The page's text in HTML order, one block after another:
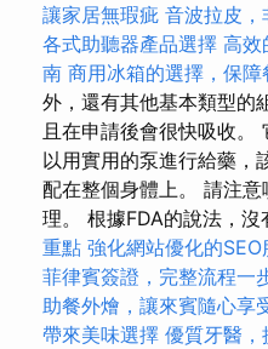
讓家居無瑕疵 音波拉皮，
各式助聽器產品選擇 高效
南 商用冰箱的選擇，保
外，還有其他基本類型的
且在申請後會很快吸收。
以用實用的泵進行給藥，
配在整個身體上。 請注
理。 根據FDA的說法，沒
重點 強化網站優化的SEO
菲律賓簽證，完整流程一
助餐外燴，讓來賓隨心享
帶來美味選擇 優質牙醫，